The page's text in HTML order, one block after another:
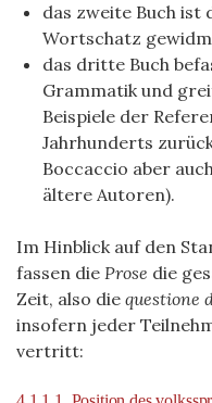
das zweite Buch ist
Wortschatz
das dritte Buch
Grammatik und
Beispiele der
Jahrhunderts
Boccaccio aber
ältere Autoren).
Im Hinblick auf den
fassen die Prose die
Zeit, also die questione
insofern jeder
vertritt: